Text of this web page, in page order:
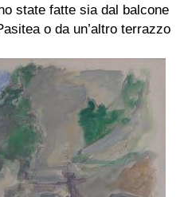
state fatte sia dal balcone
o da un’altro terrazzo